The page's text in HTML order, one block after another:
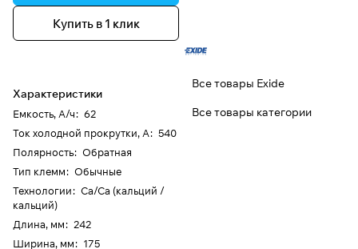
Купить в 1 клик
Характеристики
Емкость, А/ч: 62
Ток холодной прокрутки, А: 540
Полярность: Обратная
Тип клемм: Обычные
Технологии: Ca/Ca (кальций /
кальций)
Длина, мм: 242
Ширина, мм: 175
Все товары Exide
Все товары категории